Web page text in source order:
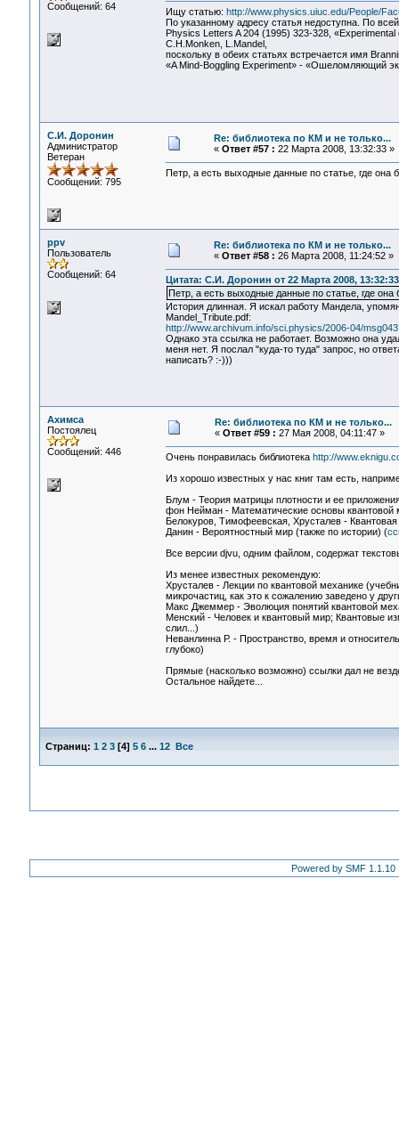
Сообщений: 64
Ищу статью: http://www.physics.uiuc.edu/People/
По указанному адресу статья недоступна. По
Physics Letters A 204 (1995) 323-328,
C.H.Monken, L.Mandel,
поскольку в обеих статьях встречается имя
«A Mind-Boggling Experiment» - «Ошеломляющий
С.И. Доронин
Администратор
Ветеран
Сообщений: 795
Re: библиотека по КМ и не только...
« Ответ #57 : 22 Марта 2008, 13:32:33 »
Петр, а есть выходные данные по статье, где она
ppv
Пользователь
Сообщений: 64
Re: библиотека по КМ и не только...
« Ответ #58 : 26 Марта 2008, 11:24:52 »
Цитата: С.И. Доронин от 22 Марта 2008, 13:32:33
Петр, а есть выходные данные по статье, где она
История длинная. Я искал работу Мандела,
Mandel_Tribute.pdf:
http://www.archivum.info/sci.physics/2006-04/
Однако эта ссылка не работает. Возможно она
меня нет. Я послал "куда-то туда" запрос, но
написать? :-)))
Ахимса
Постоялец
Сообщений: 446
Re: библиотека по КМ и не только...
« Ответ #59 : 27 Мая 2008, 04:11:47 »
Очень понравилась библиотека http://
Из хорошо известных у нас книг там есть,
Блум - Теория матрицы плотности и ее
фон Нейман - Математические основы квантовой
Белокуров, Тимофеевская, Хрусталев -
Данин - Вероятностный мир (также по истории) (
Все версии djvu, одним файлом, содержат
Из менее известных рекомендую:
Хрусталев - Лекции по квантовой механике
микрочастиц, как это к сожалению заведено у
Макс Джеммер - Эволюция понятий квантовой
Менский - Человек и квантовый мир; Квантовые
слил...)
Неванлинна Р. - Пространство, время и
глубоко)
Прямые (насколько возможно) ссылки дал не
Остальное найдете...
Страниц: 1 2 3[4] 5 6 ... 12 Все
Powered by SMF 1.1.10